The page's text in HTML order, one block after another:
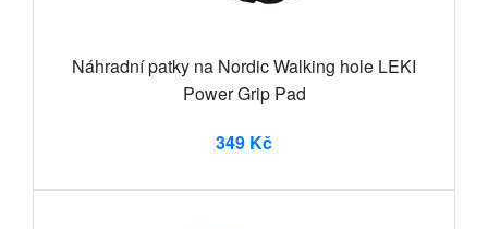
Náhradní patky na Nordic Walking hole LEKI
Power Grip Pad
349 Kč